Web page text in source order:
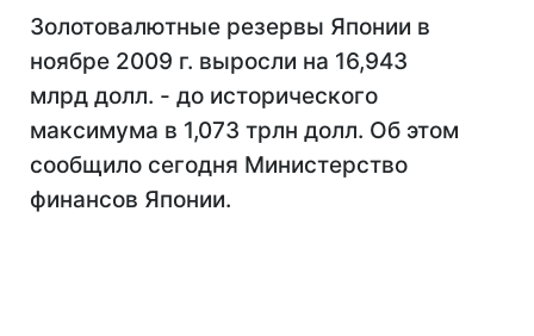
Золотовалютные резервы Японии в
ноябре 2009 г. выросли на 16,943
млрд долл. - до исторического
максимума в 1,073 трлн долл. Об этом
сообщило сегодня Министерство
финансов Японии.